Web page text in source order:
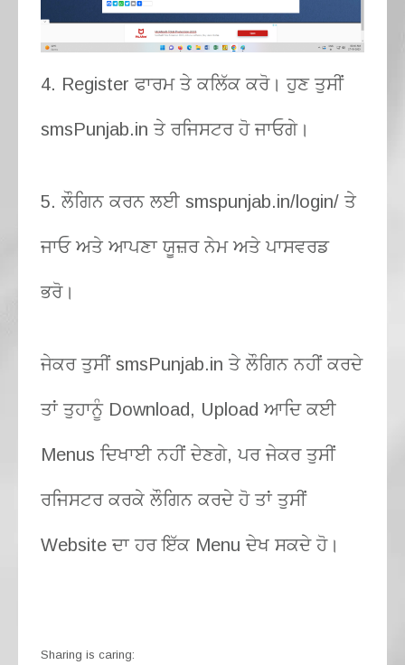
4. Register ਫਾਰਮ ਤੇ ਕਲਿੱਕ ਕਰੋ। ਹੁਣ ਤੁਸੀਂ
smsPunjab.in ਤੇ ਰਜਿਸਟਰ ਹੋ ਜਾਓਗੇ।
5. ਲੌਗਿਨ ਕਰਨ ਲਈ smspunjab.in/login/ ਤੇ
ਜਾਓ ਅਤੇ ਆਪਣਾ ਯੂਜ਼ਰ ਨੇਮ ਅਤੇ ਪਾਸਵਰਡ
ਭਰੋ।
ਜੇਕਰ ਤੁਸੀਂ smsPunjab.in ਤੇ ਲੌਗਿਨ ਨਹੀਂ ਕਰਦੇ
ਤਾਂ ਤੁਹਾਨੂੰ Download, Upload ਆਦਿ ਕਈ
Menus ਦਿਖਾਈ ਨਹੀਂ ਦੇਣਗੇ, ਪਰ ਜੇਕਰ ਤੁਸੀਂ
ਰਜਿਸਟਰ ਕਰਕੇ ਲੌਗਿਨ ਕਰਦੇ ਹੋ ਤਾਂ ਤੁਸੀਂ
Website ਦਾ ਹਰ ਇੱਕ Menu ਦੇਖ ਸਕਦੇ ਹੋ।
Sharing is caring: